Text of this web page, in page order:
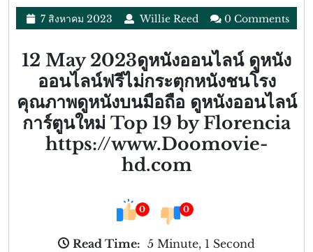
Category
7 สิงหาคม 2023
สิงหาคม
Willie Reed
Willie
Reed
0 Comments
12 May 2023ดูหนังออนไลน์ ดูหนัง
ออนไลน์ฟรีไม่กระตุกหนังชนโรง
คุณภาพดูหนังบนมือถือ ดูหนังออนไลน์
การ์ตูนใหม่ Top 19 by Florencia
https://www.Doomovie-
hd.com
0 0
Read Time: 5 Minute, 1 Second